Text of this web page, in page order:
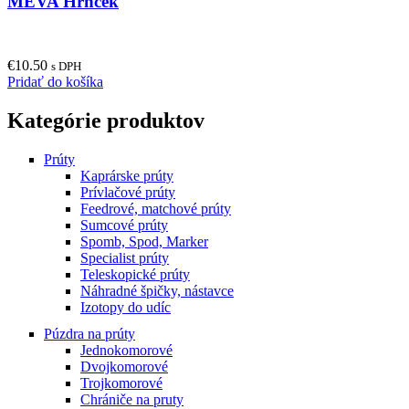
€10.50 s DPH
Pridať do košíka
Kategórie produktov
Prúty
Kaprárske prúty
Prívlačové prúty
Feedrové, matchové prúty
Sumcové prúty
Spomb, Spod, Marker
Specialist prúty
Teleskopické prúty
Náhradné špičky, nástavce
Izotopy do udíc
Púzdra na prúty
Jednokomorové
Dvojkomorové
Trojkomorové
Chrániče na pruty